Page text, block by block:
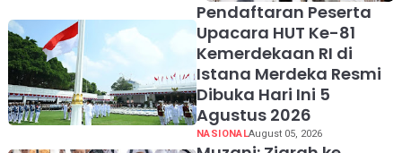
Pendaftaran Peserta
Upacara HUT Ke-81
Kemerdekaan RI di
Istana Merdeka Resmi
Dibuka Hari Ini 5
Agustus 2026
NASIONALAugust 05, 2026